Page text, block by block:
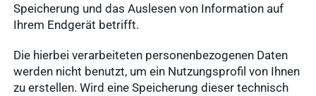
Speicherung und das Auslesen von Information auf
Ihrem Endgerät betrifft.
Die hierbei verarbeiteten personenbezogenen Daten
werden nicht benutzt, um ein Nutzungsprofil von Ihnen
zu erstellen. Wird eine Speicherung dieser technisch